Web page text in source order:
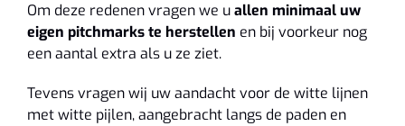
Om deze redenen vragen we uallen minimaal uw
eigen pitchmarks te herstellen en bij voorkeur nog
een aantal extra als u ze ziet.
Tevens vragen wij uw aandacht voor de witte lijnen
met witte pijlen, aangebracht langs de paden en